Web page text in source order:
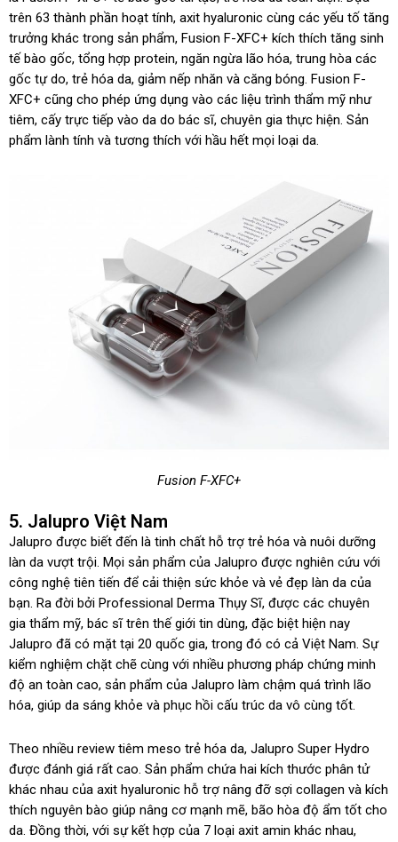
trên 63 thành phần hoạt tính, axit hyaluronic cùng các yếu tố tăng
trưởng khác trong sản phẩm, Fusion F-XFC+ kích thích tăng sinh
tế bào gốc, tổng hợp protein, ngăn ngừa lão hóa, trung hòa các
gốc tự do, trẻ hóa da, giảm nếp nhăn và căng bóng. Fusion F-
XFC+ cũng cho phép ứng dụng vào các liệu trình thẩm mỹ như
tiêm, cấy trực tiếp vào da do bác sĩ, chuyên gia thực hiện. Sản
phẩm lành tính và tương thích với hầu hết mọi loại da.
Fusion F-XFC+
5. Jalupro Việt Nam
Jalupro được biết đến là tinh chất hỗ trợ trẻ hóa và nuôi dưỡng
làn da vượt trội. Mọi sản phẩm của Jalupro được nghiên cứu với
công nghệ tiên tiến để cải thiện sức khỏe và vẻ đẹp làn da của
bạn. Ra đời bởi Professional Derma Thụy Sĩ, được các chuyên
gia thẩm mỹ, bác sĩ trên thế giới tin dùng, đặc biệt hiện nay
Jalupro đã có mặt tại 20 quốc gia, trong đó có cả Việt Nam. Sự
kiểm nghiệm chặt chẽ cùng với nhiều phương pháp chứng minh
độ an toàn cao, sản phẩm của Jalupro làm chậm quá trình lão
hóa, giúp da sáng khỏe và phục hồi cấu trúc da vô cùng tốt.
Theo nhiều review tiêm meso trẻ hóa da, Jalupro Super Hydro
được đánh giá rất cao. Sản phẩm chứa hai kích thước phân tử
khác nhau của axit hyaluronic hỗ trợ nâng đỡ sợi collagen và kích
thích nguyên bào giúp nâng cơ mạnh mẽ, bão hòa độ ẩm tốt cho
da. Đồng thời, với sự kết hợp của 7 loại axit amin khác nhau,